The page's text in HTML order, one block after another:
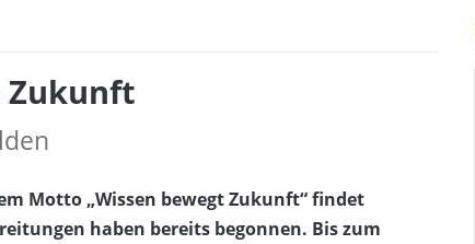
Zukunft
Motto „Wissen bewegt Zukunft“ findet
haben bereits begonnen. Bis zum